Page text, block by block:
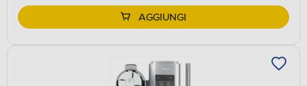
AGGIUNGI